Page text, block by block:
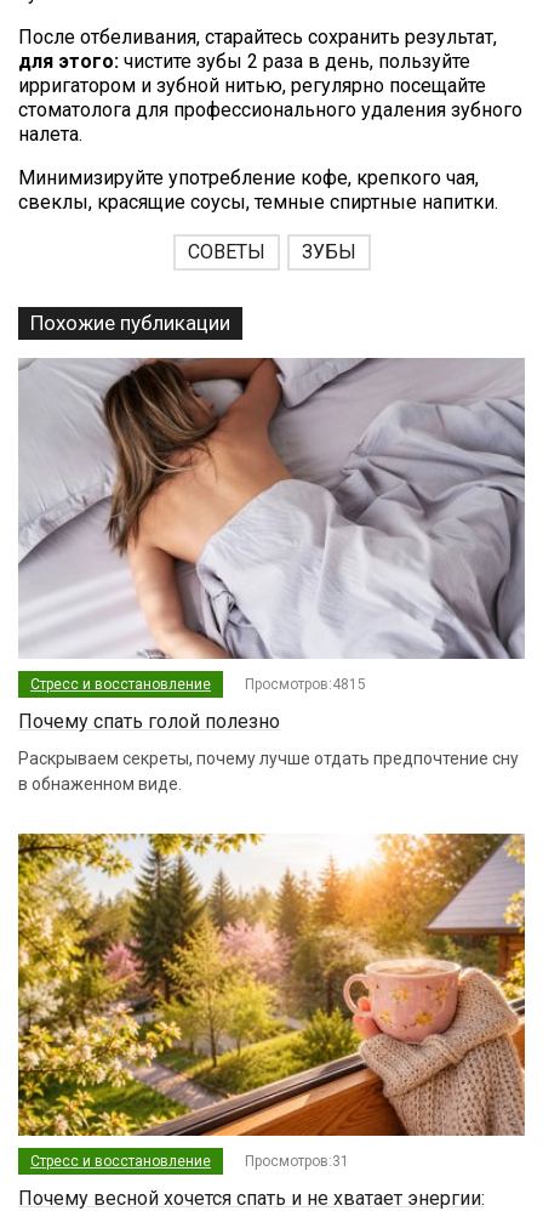
После отбеливания, старайтесь сохранить результат,
для этого: чистите зубы 2 раза в день, пользуйте
ирригатором и зубной нитью, регулярно посещайте
стоматолога для профессионального удаления зубного
налета.
Минимизируйте употребление кофе, крепкого чая,
свеклы, красящие соусы, темные спиртные напитки.
СОВЕТЫ ЗУБЫ
Похожие публикации
Стресс и восстановление Просмотров:4815
Почему спать голой полезно
Раскрываем секреты, почему лучше отдать предпочтение сну
в обнаженном виде.
Стресс и восстановление Просмотров:31
Почему весной хочется спать и не хватает энергии: